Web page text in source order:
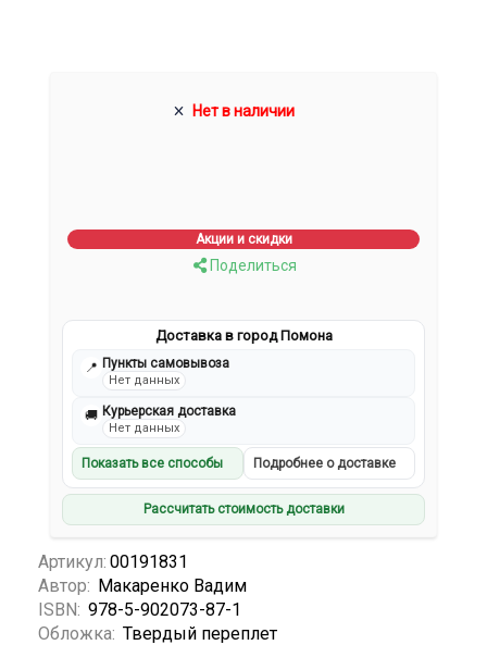
Нет в наличии
Акции и скидки
Поделиться
Доставка в город Помона
📍 Пункты самовывоза
Нет данных
🚚 Курьерская доставка
Нет данных
Показать все способы Подробнее о доставке
Рассчитать стоимость доставки
Артикул: 00191831
Автор: Макаренко Вадим
ISBN: 978-5-902073-87-1
Обложка: Твердый переплет